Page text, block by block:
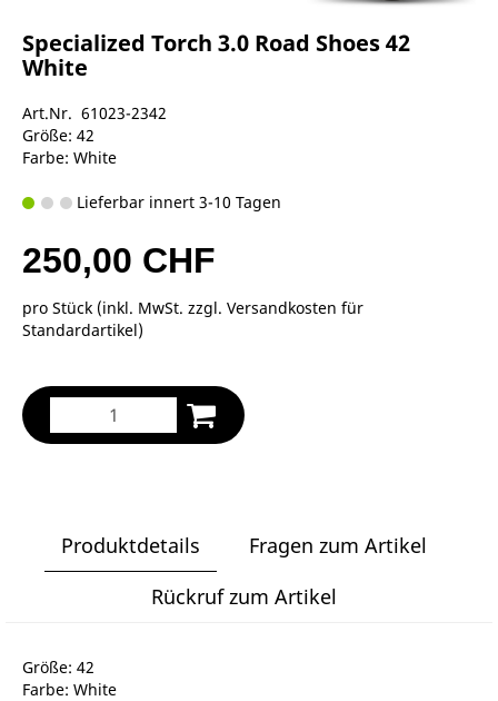
Specialized Torch 3.0 Road Shoes 42
White
Art.Nr. 61023-2342
Größe: 42
Farbe: White
Lieferbar innert 3-10 Tagen
250,00 CHF
pro Stück (inkl. MwSt. zzgl. Versandkosten für
Standardartikel)
Produktdetails
Fragen zum Artikel
Rückruf zum Artikel
Größe: 42
Farbe: White